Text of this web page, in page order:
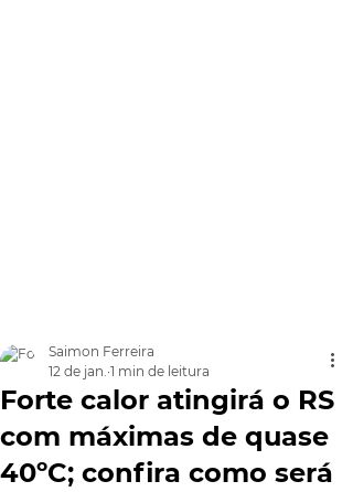
Forte calor atingirá o RS
com máximas de quase
40ºC; confira como será
Saimon Ferreira
12 de jan. 1 min de leitura